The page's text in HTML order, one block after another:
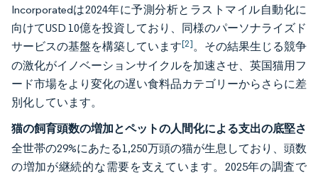
Incorporatedは2024年に予測分析とラストマイル自動化に
向けてUSD 10億を投資しており、同様のパーソナライズド
サービスの基盤を構築しています[2]。その結果生じる競争
の激化がイノベーションサイクルを加速させ、英国猫用フ
ード市場をより変化の遅い食料品カテゴリーからさらに差
別化しています。
猫の飼育頭数の増加とペットの人間化による支出の底堅さ
全世帯の29%にあたる1,250万頭の猫が生息しており、頭数
の増加が継続的な需要を支えています。2025年の調査で